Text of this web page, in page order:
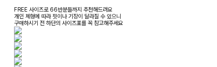
FREE 사이즈로 66반분들까지 추천해드려요
개인 체형에 따라 핏이나 기장이 달라질 수 있으니
구매하시기 전 하단의 사이즈표를 꼭 참고해주세요